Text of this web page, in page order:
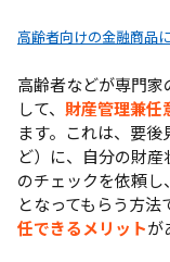
高齢者向けの金融商品
高齢者などが専門
して、 財産管理兼任
ます。これは、要
ど）に、自分の財
のチェックを依頼
となってもらう方法
任できるメリットが